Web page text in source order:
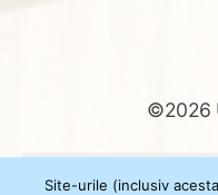
©2026
Site-urile (inclusiv